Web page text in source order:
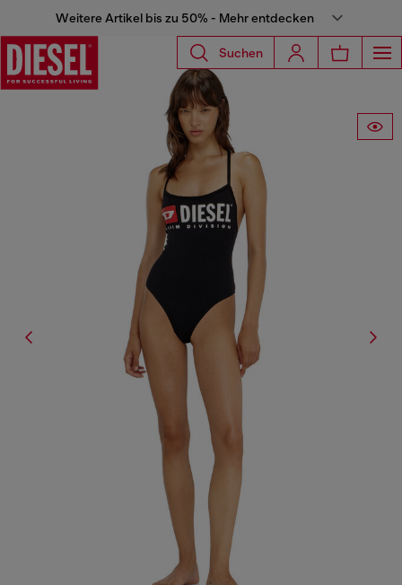
Weitere Artikel bis zu 50% - Mehr entdecken
Suchen